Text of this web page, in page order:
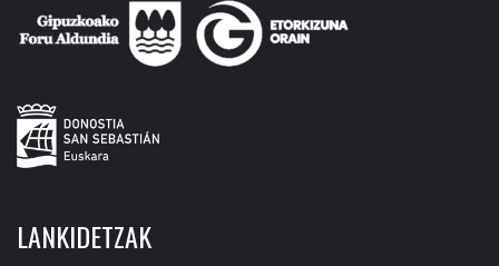
LANKIDETZAK